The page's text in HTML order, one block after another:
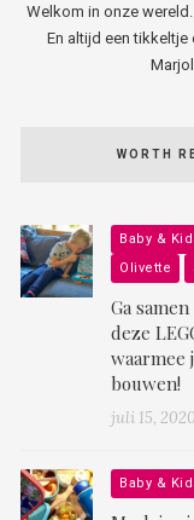
Welkom in onze
En altijd een tikkeltje
WORTH
Baby &
Olivette
Ga
deze
waarmee
bouwen!
juli 15, 2020
Baby &